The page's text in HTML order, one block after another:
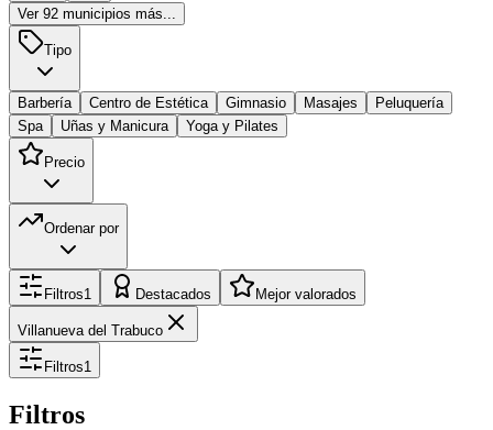
Ver 92 municipios más...
Tipo
Barbería Centro de Estética Gimnasio Masajes
Peluquería
Spa
Uñas y Manicura Yoga y Pilates
Precio
Ordenar por
Filtros1 Destacados Mejor valorados
Villanueva del Trabuco
Filtros1
Filtros